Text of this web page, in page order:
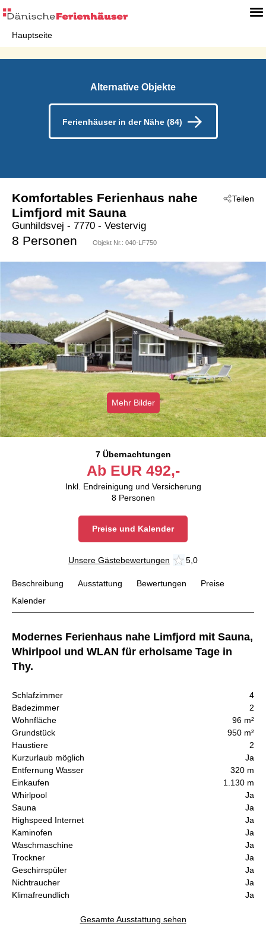
Hauptseite
Alternative Objekte
Ferienhäuser in der Nähe (84)
Teilen
Komfortables Ferienhaus nahe
Limfjord mit Sauna
Gunhildsvej
- Kjærgaarden - Vestervig
- 7770 - Vestervig
8 Personen Objekt Nr.: 040-LF750
Mehr Bilder
7 Übernachtungen
Ab EUR 492,-
Inkl. Endreinigung und Versicherung
8 Personen
Preise und Kalender
Unsere Gästebewertungen 5,0
Beschreibung Ausstattung Bewertungen
Preise
Kalender
Modernes Ferienhaus nahe Limfjord mit Sauna,
Whirlpool und WLAN für erholsame Tage in
Thy.
Schlafzimmer
4
Badezimmer
2
Wohnfläche
96 m²
Grundstück
950 m²
Haustiere
2
Kurzurlaub möglich
Ja
Entfernung Wasser
320 m
Einkaufen
1.130 m
Whirlpool
Ja
Sauna
Ja
Highspeed Internet
Ja
Kaminofen
Ja
Waschmaschine
Ja
Trockner
Ja
Geschirrspüler
Ja
Nichtraucher
Ja
Klimafreundlich
Ja
Gesamte Ausstattung sehen